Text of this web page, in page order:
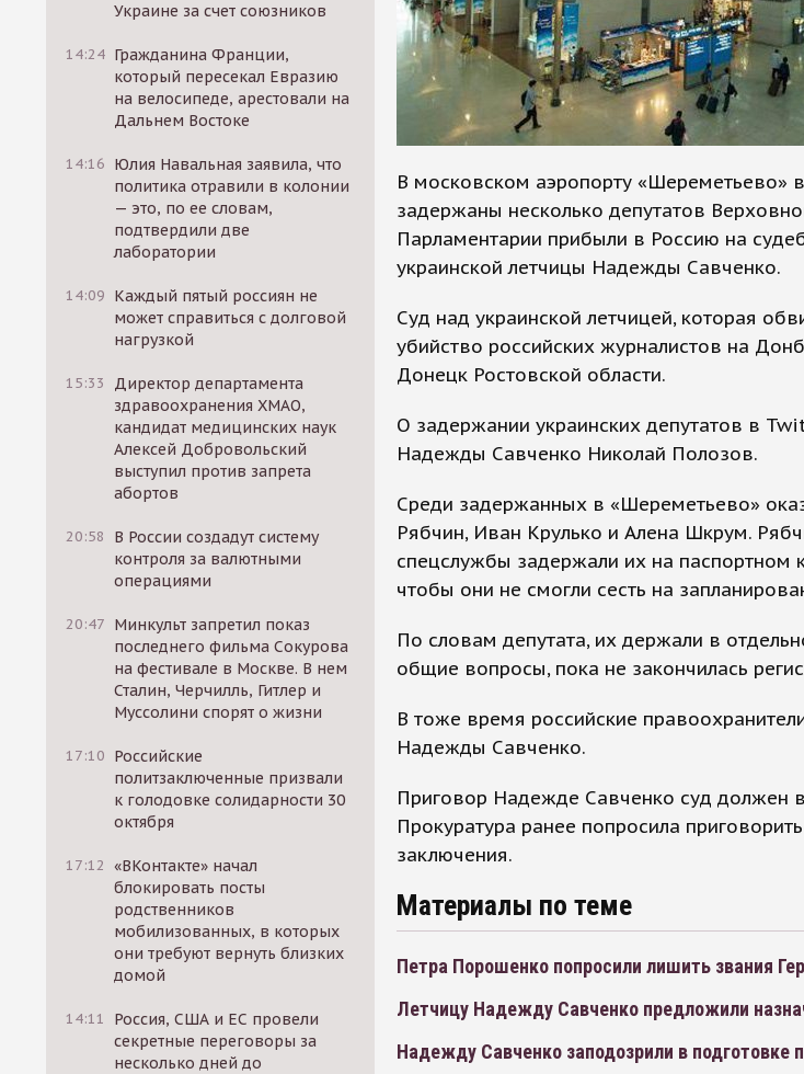
Украине за счет союзников
14:24 Гражданина Франции,
который пересекал Евразию
на велосипеде, арестовали на
Дальнем Востоке
14:16 Юлия Навальная заявила, что
политика отравили в колонии
— это, по ее словам,
подтвердили две
лаборатории
14:09 Каждый пятый россиян не
может справиться с долговой
нагрузкой
15:33
Директор департамента
здравоохранения ХМАО,
кандидат медицинских наук
Алексей Добровольский
выступил против запрета
абортов
20:58
В России создадут систему
контроля за валютными
операциями
20:47 Минкульт запретил показ
последнего фильма Сокурова
на фестивале в Москве. В нем
Сталин, Черчилль, Гитлер и
Муссолини спорят о жизни
17:10 Российские
политзаключенные призвали
к голодовке солидарности 30
октября
17:12 «ВКонтакте» начал
блокировать посты
родственников
мобилизованных, в которых
они требуют вернуть близких
домой
14:11
Россия, США и ЕС провели
секретные переговоры за
несколько дней до
В московском аэропорту «Шереметьево»
задержаны несколько депутатов
Парламентарии прибыли в Россию на
украинской летчицы Надежды Савченко.
Суд над украинской летчицей, которая
убийство российских журналистов на
Донецк Ростовской области.
О задержании украинских депутатов в
Надежды Савченко Николай Полозов.
Среди задержанных в «Шереметьево»
Рябчин, Иван Крулько и Алена Шкрум.
спецслужбы задержали их на паспортном
чтобы они не смогли сесть на
По словам депутата, их держали в
общие вопросы, пока не закончилась
В тоже время российские
Надежды Савченко.
Приговор Надежде Савченко суд должен
Прокуратура ранее попросила
заключения.
Материалы по теме
Петра Порошенко попросили лишить звания
Летчицу Надежду Савченко предложили
Надежду Савченко заподозрили в подготовке